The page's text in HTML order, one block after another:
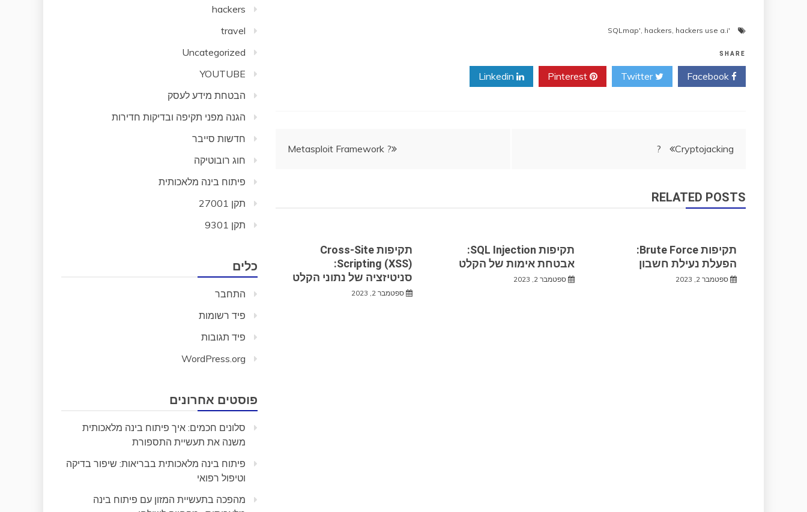
'SQLmap'
, hackers, hackers use a.i
SHARE
Twitter
ניווט
Cryptojacking ?
Metasploit Framework ?
RELATED POSTS
תקיפות Brute Force:
הפעלת נעילת חשבון
ספטמבר 2, 2023
תקיפות SQL Injection:
אבטחת אימות של הקלט
ספטמבר 2, 2023
תקיפות Cross-Site
Scripting (XSS):
סניטיזציה של נתוני הקלט
ספטמבר 2, 2023
hackers
travel
Uncategorized
YOUTUBE
הבטחת מידע לעסק
הגנה מפני תקיפה ובדיקות חדירות
חדשות סייבר
חוג רובוטיקה
פיתוח בינה מלאכותית
תקן 27001
תקן 9301
כלים
התחבר
פיד רשומות
פיד תגובות
WordPress.org
פוסטים אחרונים
סלונים חכמים: איך פיתוח בינה מלאכותית
משנה את תעשיית התספורת
פיתוח בינה מלאכותית בבריאות: שיפור בדיקה
וטיפול רפואי
מהפכה בתעשיית המזון עם פיתוח בינה